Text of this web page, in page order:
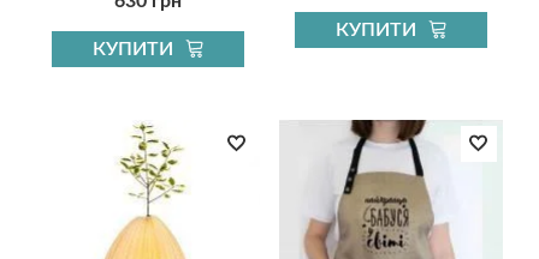
КУПИТИ
КУПИТИ